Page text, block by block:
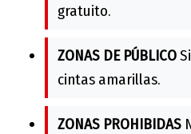
gratuito.
ZONAS DE PÚBLICO
cintas amarillas.
ZONAS PROHIBIDAS